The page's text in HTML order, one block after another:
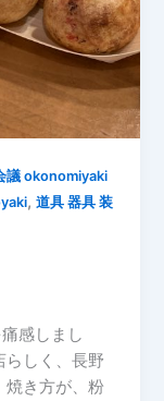
議 okonomiyaki
,道具 器具 装
感しまし
らしく、長野
焼き方が、粉